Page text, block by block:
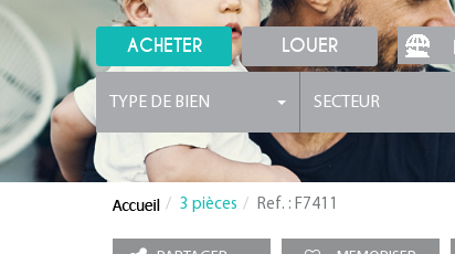
ACHETER LOUER
TYPE DE BIEN SECTEUR
3 pièces Ref. : F7411